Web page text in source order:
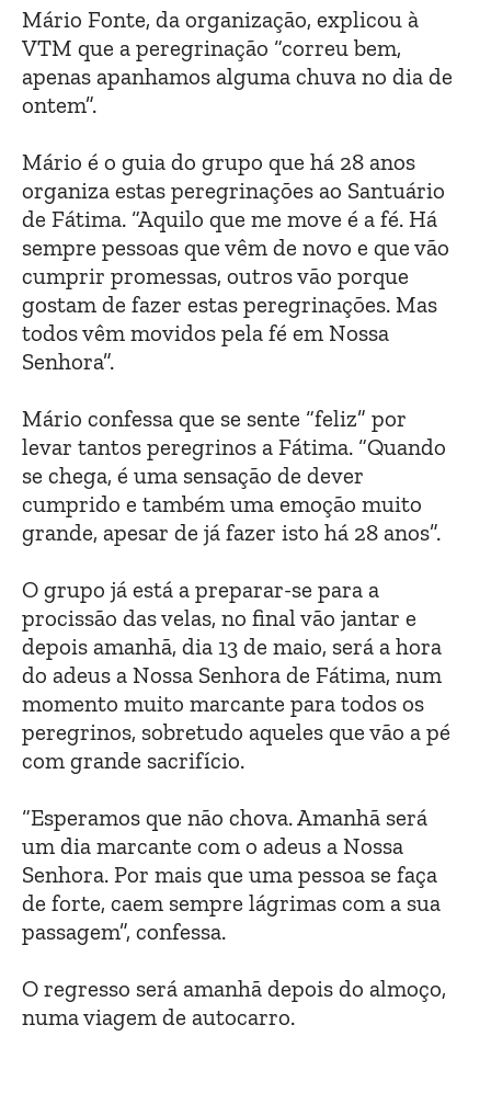
Mário Fonte, da organização, explicou à
VTM que a peregrinação “correu bem,
apenas apanhamos alguma chuva no dia de
ontem”.
Mário é o guia do grupo que há 28 anos
organiza estas peregrinações ao Santuário
de Fátima. “Aquilo que me move é a fé. Há
sempre pessoas que vêm de novo e que vão
cumprir promessas, outros vão porque
gostam de fazer estas peregrinações. Mas
todos vêm movidos pela fé em Nossa
Senhora”.
Mário confessa que se sente “feliz” por
levar tantos peregrinos a Fátima. “Quando
se chega, é uma sensação de dever
cumprido e também uma emoção muito
grande, apesar de já fazer isto há 28 anos”.
O grupo já está a preparar-se para a
procissão das velas, no final vão jantar e
depois amanhã, dia 13 de maio, será a hora
do adeus a Nossa Senhora de Fátima, num
momento muito marcante para todos os
peregrinos, sobretudo aqueles que vão a pé
com grande sacrifício.
“Esperamos que não chova. Amanhã será
um dia marcante com o adeus a Nossa
Senhora. Por mais que uma pessoa se faça
de forte, caem sempre lágrimas com a sua
passagem”, confessa.
O regresso será amanhã depois do almoço,
numa viagem de autocarro.